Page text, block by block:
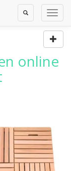
Toggle
Search
online